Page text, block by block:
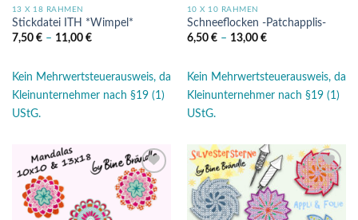
13 X 18 RAHMEN
Stickdatei ITH *Wimpel*
7,50 €– 11,00 €
Kein Mehrwertsteuerausweis, da
Kleinunternehmer nach §19 (1)
UStG.
10 X 10 RAHMEN
Schneeflocken -Patchapplis-
6,50 €– 13,00 €
Kein Mehrwertsteuerausweis, da
Kleinunternehmer nach §19 (1)
UStG.
Auf die
Wunschliste
Auf die
Wunschliste